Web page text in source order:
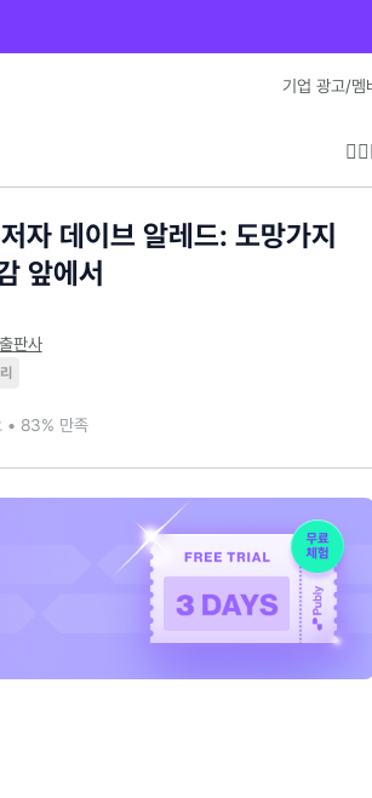
기업 광고/멤
자 데이브 알레드: 도망가지
앞에서
판사
• 83% 만족